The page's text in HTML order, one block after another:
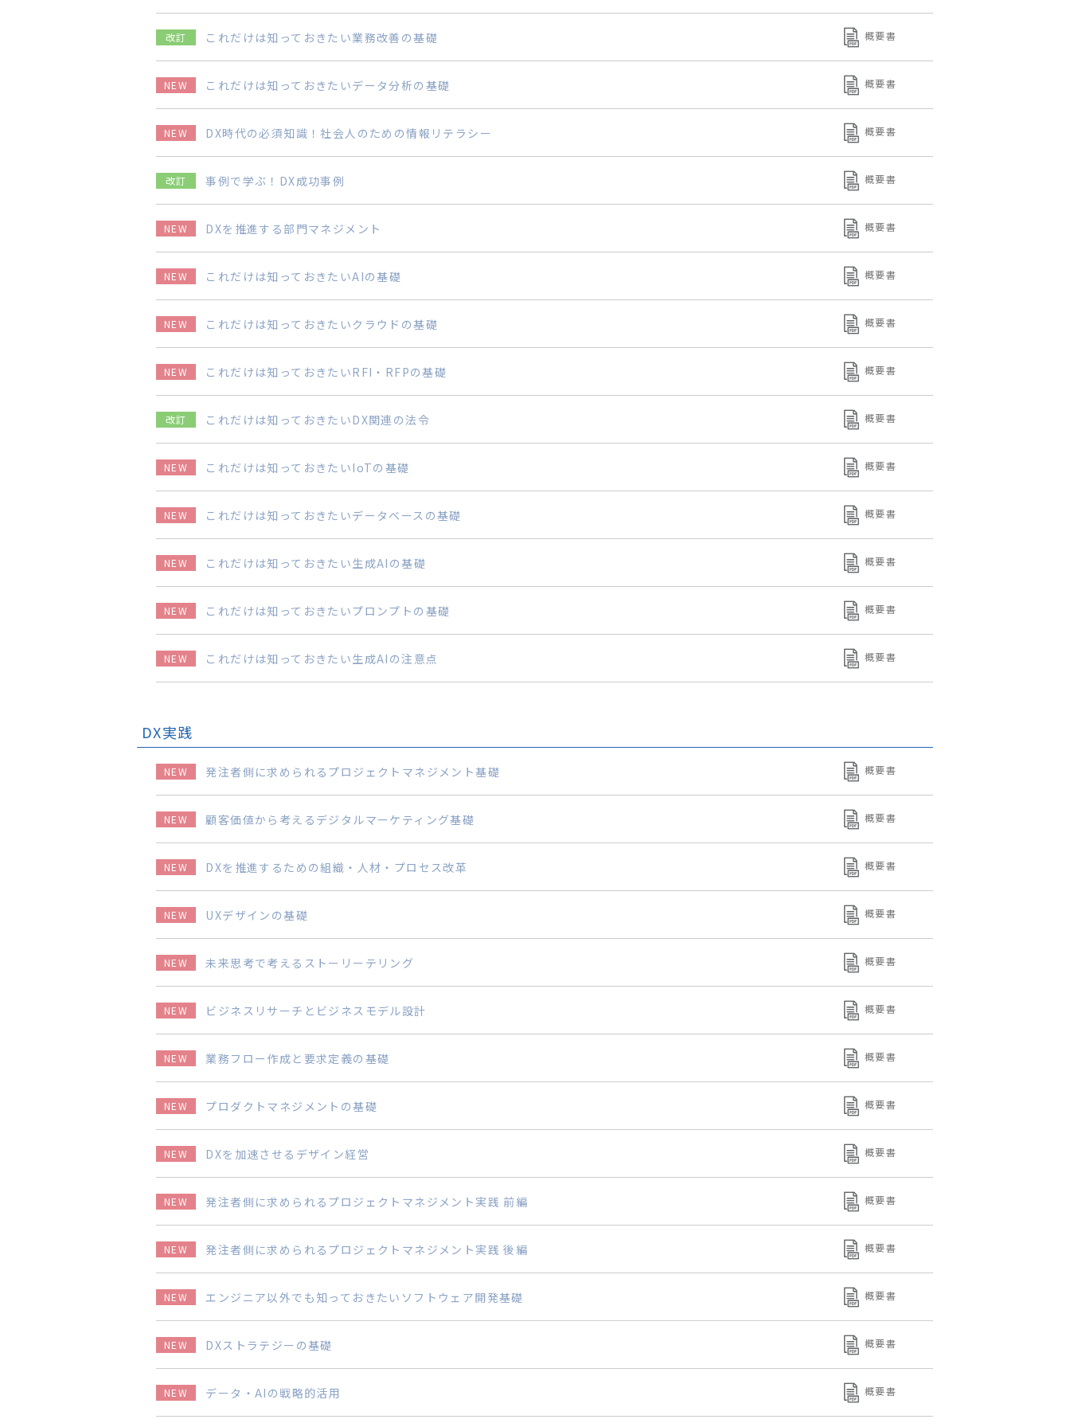
改訂 これだけは知っておきたい業務改善の基礎 概要書
NEW これだけは知っておきたいデータ分析の基礎 概要書
NEW DX時代の必須知識！社会人のための情報リテラシー 概要書
改訂 事例で学ぶ！DX成功事例 概要書
NEW DXを推進する部門マネジメント 概要書
NEW これだけは知っておきたいAIの基礎 概要書
NEW これだけは知っておきたいクラウドの基礎 概要書
NEW これだけは知っておきたいRFI・RFPの基礎 概要書
改訂 これだけは知っておきたいDX関連の法令 概要書
NEW これだけは知っておきたいIoTの基礎 概要書
NEW これだけは知っておきたいデータベースの基礎 概要書
NEW これだけは知っておきたい生成AIの基礎 概要書
NEW これだけは知っておきたいプロンプトの基礎 概要書
NEW これだけは知っておきたい生成AIの注意点 概要書
DX実践
NEW 発注者側に求められるプロジェクトマネジメント基礎 概要書
NEW 顧客価値から考えるデジタルマーケティング基礎 概要書
NEW DXを推進するための組織・人材・プロセス改革 概要書
NEW UXデザインの基礎 概要書
NEW 未来思考で考えるストーリーテリング 概要書
NEW ビジネスリサーチとビジネスモデル設計 概要書
NEW 業務フロー作成と要求定義の基礎 概要書
NEW プロダクトマネジメントの基礎 概要書
NEW DXを加速させるデザイン経営 概要書
NEW 発注者側に求められるプロジェクトマネジメント実践 前編 概要書
NEW 発注者側に求められるプロジェクトマネジメント実践 後編 概要書
NEW エンジニア以外でも知っておきたいソフトウェア開発基礎 概要書
NEW DXストラテジーの基礎 概要書
NEW データ・AIの戦略的活用 概要書